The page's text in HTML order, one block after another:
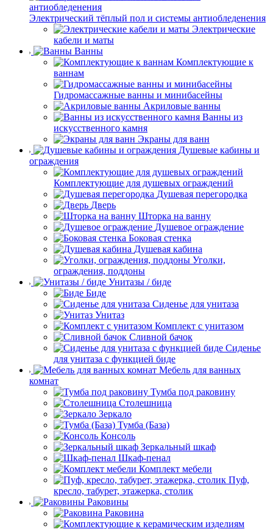
Электрический тёплый пол и системы антиобледенения
Электрические
кабели и маты
Ванны
Комплектующие к
ваннам
Гидромассажные ванны и минибасейны
Акриловые ванны
Ванны из
искусственного камня
Экраны для ванн
Душевые кабины и
ограждения
Комплектующие для душевых ограждений
Душевая перегородка
Дверь
Шторка на ванну
Душевое ограждение
Боковая стенка
Душевая кабина
Уголки,
ограждения, поддоны
Унитазы / биде
Биде
Сиденье для унитаза
Унитаз
Комплект с унитазом
Сливной бачок
Сиденье
для унитаза с функцией биде
Мебель для ванных
комнат
Тумба под раковину
Столешница
Зеркало
Тумба (База)
Консоль
Зеркальный шкаф
Шкаф-пенал
Комплект мебели
Пуф,
кресло, табурет, этажерка, столик
Раковины
Раковина